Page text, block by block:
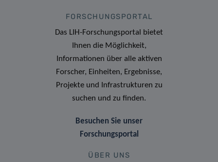
FORSCHUNGSPORTAL
Das LIH-Forschungsportal bietet
Ihnen die Möglichkeit,
Informationen über alle aktiven
Forscher, Einheiten, Ergebnisse,
Projekte und Infrastrukturen zu
suchen und zu finden.
Besuchen Sie unser
Forschungsportal
ÜBER UNS